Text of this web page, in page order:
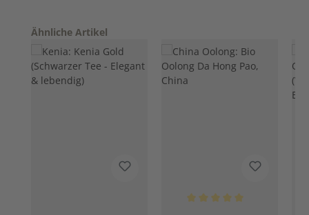
Produktgalerie überspringen
Ähnliche Artikel